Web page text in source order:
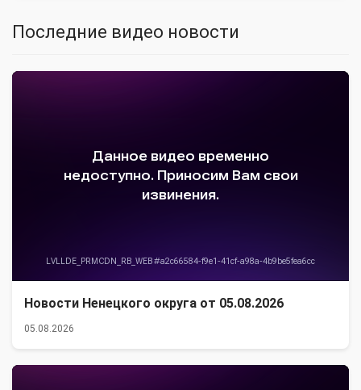
Последние видео новости
Новости Ненецкого округа от 05.08.2026
05.08.2026